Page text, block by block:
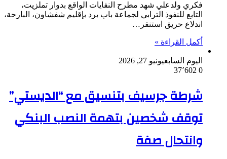
فكري ولدعلي شهد مطرح النفايات الواقع بدوار تملزيت،
التابع للنفوذ الترابي لجماعة باب برد بإقليم شفشاون، البارحة،
اندلاع حريق استنفر…
أكمل القراءة »
اليوم السابعيونيو 27, 2026
0
شرطة جرسيف بتنسيق مع “الديستي”
توقف شخصين بتهمة النصب البنكي
وانتحال صفة